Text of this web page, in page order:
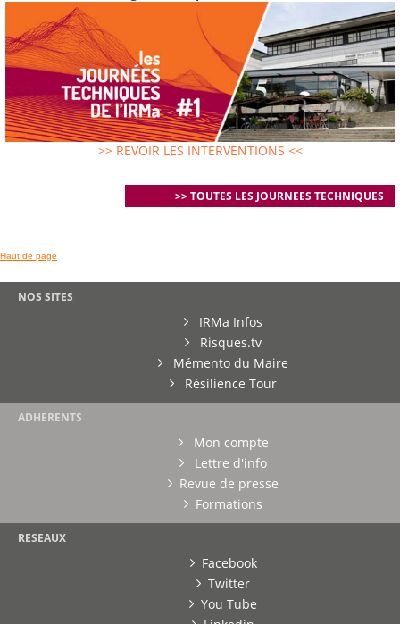
>> REVOIR LES INTERVENTIONS <<
>> TOUTES LES JOURNEES TECHNIQUES
Haut de page
NOS SITES
IRMa Infos
Risques.tv
Mémento du Maire
Résilience Tour
ADHERENTS
Mon compte
Lettre d'info
Revue de presse
Formations
RESEAUX
Facebook
Twitter
You Tube